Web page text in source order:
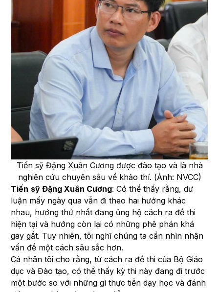
Tiến sỹ Đặng Xuân Cương được đào tạo và là nhà
nghiên cứu chuyên sâu về khảo thí. (Ảnh: NVCC)
Tiến sỹ Đặng Xuân Cương: Có thể thấy rằng, dư
luận mấy ngày qua vẫn đi theo hai hướng khác
nhau, hướng thứ nhất đang ủng hộ cách ra đề thi
hiện tại và hướng còn lại có những phê phán khá
gay gắt. Tuy nhiên, tôi nghĩ chúng ta cần nhìn nhận
vấn đề một cách sâu sắc hơn.
Cá nhân tôi cho rằng, từ cách ra đề thi của Bộ Giáo
dục và Đào tạo, có thể thấy kỳ thi này đang đi trước
một bước so với những gì thực tiễn dạy học và đánh